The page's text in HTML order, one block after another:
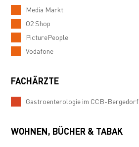
Media Markt
O2 Shop
PicturePeople
Vodafone
FACHÄRZTE
Gastroenterologie im CCB-Bergedorf
WOHNEN, BÜCHER & TABAK